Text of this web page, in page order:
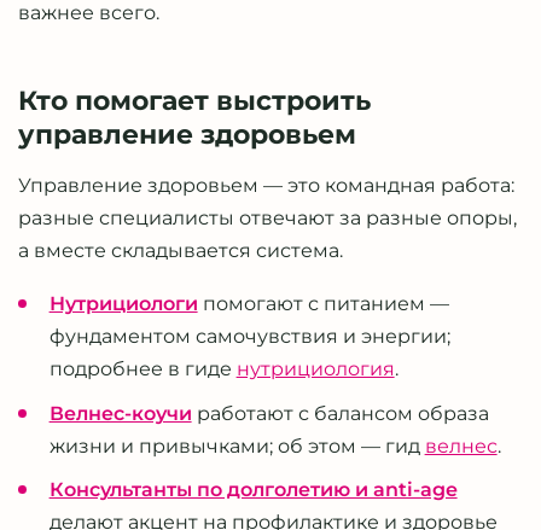
важнее всего.
Кто помогает выстроить
управление здоровьем
Управление здоровьем — это командная работа:
разные специалисты отвечают за разные опоры,
а вместе складывается система.
Нутрициологи помогают с питанием —
фундаментом самочувствия и энергии;
подробнее в гиде нутрициология.
Велнес-коучи работают с балансом образа
жизни и привычками; об этом — гид велнес.
Консультанты по долголетию и anti-age
делают акцент на профилактике и здоровье